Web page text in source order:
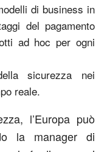
di business in
del pagamento
ad hoc per ogni
sicurezza nei
reale.
l’Europa può
la manager di